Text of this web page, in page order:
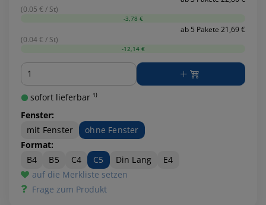
(0.05 € / St)
-3,78 €
ab 5 Pakete 21,69 €
(0.04 € / St)
-12,14 €
Menge
sofort lieferbar ¹⁾
Fenster:
mit Fenster
ohne Fenster
Format:
B4
B5 C4 C5 Din Lang
E4
auf die Merkliste setzen
Frage zum Produkt